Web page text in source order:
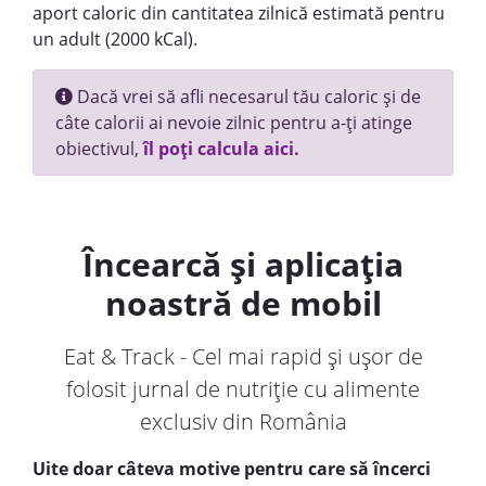
aport caloric din cantitatea zilnică estimată pentru
un adult (2000 kCal).
Dacă vrei să afli necesarul tău caloric și de
câte calorii ai nevoie zilnic pentru a-ți atinge
obiectivul,îl poți calcula aici.
Încearcă și aplicația
noastră de mobil
Eat & Track - Cel mai rapid și ușor de
folosit jurnal de nutriție cu alimente
exclusiv din România
Uite doar câteva motive pentru care să încerci